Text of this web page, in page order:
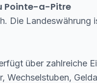
Pointe-a-Pitre
Die Landeswährung
über zahlreiche
Wechselstuben,